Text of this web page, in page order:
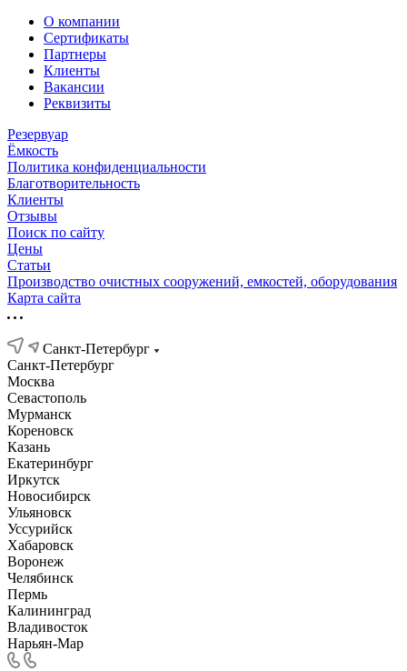
О компании
Сертификаты
Партнеры
Клиенты
Вакансии
Реквизиты
Резервуар
Ёмкость
Политика конфиденциальности
Благотворительность
Клиенты
Отзывы
Поиск по сайту
Цены
Статьи
Производство очистных сооружений, емкостей, оборудования
Карта сайта
Санкт-Петербург
Санкт-Петербург
Москва
Севастополь
Мурманск
Кореновск
Казань
Екатеринбург
Иркутск
Новосибирск
Ульяновск
Уссурийск
Хабаровск
Воронеж
Челябинск
Пермь
Калининград
Владивосток
Нарьян-Мар